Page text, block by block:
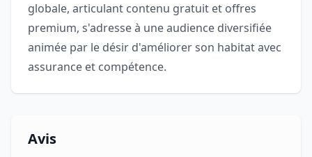
globale, articulant contenu gratuit et offres
premium, s'adresse à une audience diversifiée
animée par le désir d'améliorer son habitat avec
assurance et compétence.
Avis